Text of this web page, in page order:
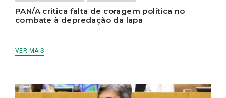
PAN/A critica falta de coragem política no
combate à depredação da lapa
VER MAIS